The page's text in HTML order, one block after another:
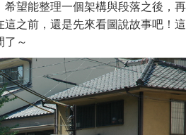
希望能整理一個架構與段落之後，再
之前，還是先來看圖說故事吧！這
了～